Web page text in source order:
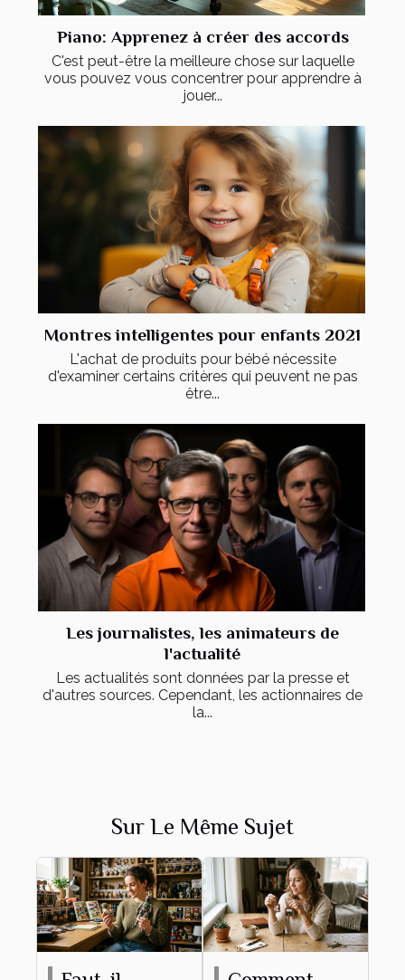
Piano: Apprenez à créer des accords
C'est peut-être la meilleure chose sur laquelle
vous pouvez vous concentrer pour apprendre à
jouer...
Montres intelligentes pour enfants 2021
L'achat de produits pour bébé nécessite
d'examiner certains critères qui peuvent ne pas
être...
Les journalistes, les animateurs de
l'actualité
Les actualités sont données par la presse et
d'autres sources. Cependant, les actionnaires de
la...
Sur Le Même Sujet